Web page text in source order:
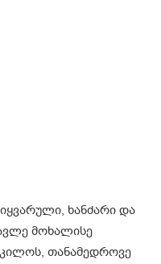
ხანძარი და
მოხალისე
თანამედროვე